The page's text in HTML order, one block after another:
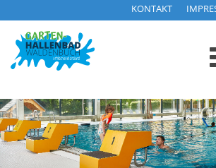
KONTAKT